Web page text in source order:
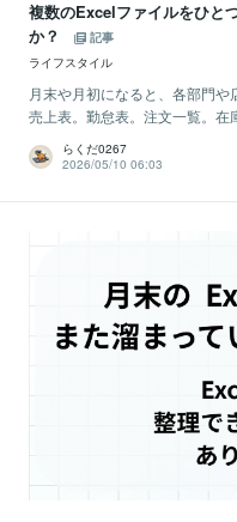
複数のExcelファイルをひと
か？
記事
ライフスタイル
月末や月初になると、各部門や
売上表。勤怠表。注文一覧。在
らくだ0267
2026/05/10 06:03